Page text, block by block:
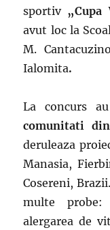
sportiv „Cupa
avut loc la
M. Cantacuzino
Ialomita.
La concurs
comunitati
deruleaza
Manasia,
Cosereni,
multe
alergarea de